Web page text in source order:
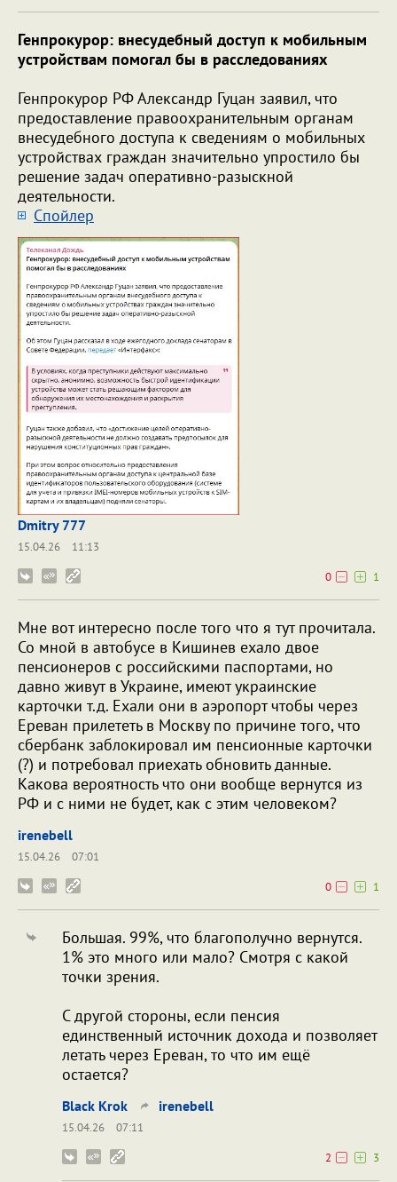
Генпрокурор: внесудебный доступ к мобильным
устройствам помогал бы в расследованиях
Генпрокурор РФ Александр Гуцан заявил, что
предоставление правоохранительным органам
внесудебного доступа к сведениям о мобильных
устройствах граждан значительно упростило бы
решение задач оперативно-разыскной
деятельности.
Cпойлер
Dmitry 777
15.04.26
11:13
0
1
Мне вот интересно после того что я тут прочитала.
Со мной в автобусе в Кишинев ехало двое
пенсионеров с российскими паспортами, но
давно живут в Украине, имеют украинские
карточки т.д. Ехали они в аэропорт чтобы через
Ереван прилететь в Москву по причине того, что
сбербанк заблокировал им пенсионные карточки
(?) и потребовал приехать обновить данные.
Какова вероятность что они вообще вернутся из
РФ и с ними не будет, как с этим человеком?
irenebell
15.04.26
07:01
0
1
Большая. 99%, что благополучно вернутся.
1% это много или мало? Смотря с какой
точки зрения.
С другой стороны, если пенсия
единственный источник дохода и позволяет
летать через Ереван, то что им ещё
остается?
Black Krok irenebell
15.04.26
07:11
2
3